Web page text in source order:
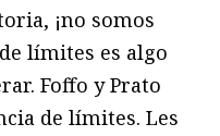
¡no somos
límites es algo
Foffo y Prato
de límites. Les